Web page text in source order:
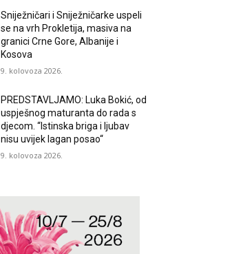
Sniježničari i Sniježničarke uspeli
se na vrh Prokletija, masiva na
granici Crne Gore, Albanije i
Kosova
9. kolovoza 2026.
PREDSTAVLJAMO: Luka Bokić, od
uspješnog maturanta do rada s
djecom. “Istinska briga i ljubav
nisu uvijek lagan posao“
9. kolovoza 2026.